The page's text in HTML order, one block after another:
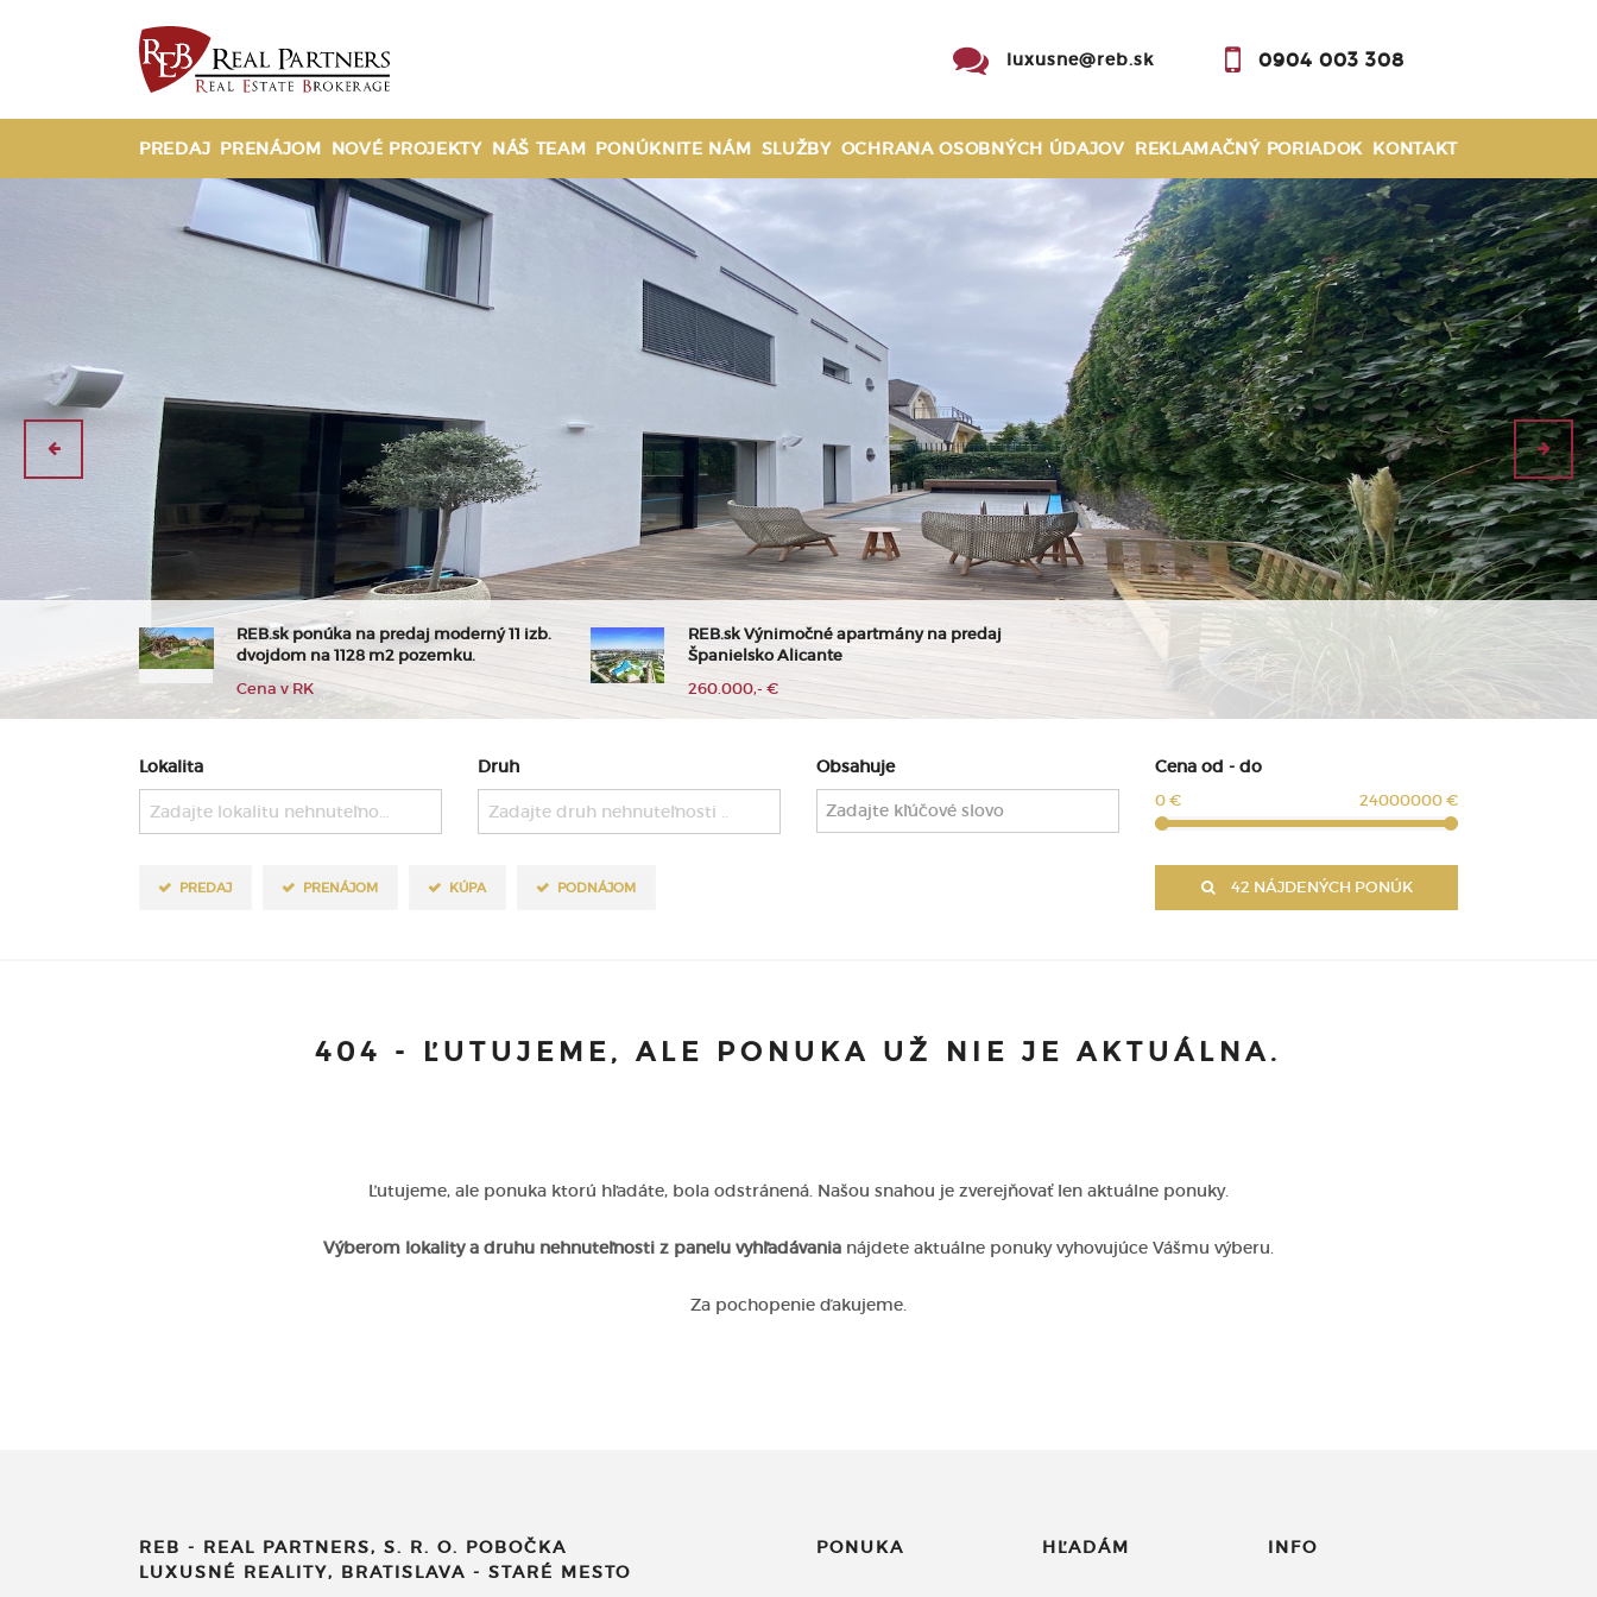
0904 003 308
luxusne@reb.sk
PREDAJ PRENÁJOM NOVÉ PROJEKTY NÁŠ TEAM PONÚKNITE NÁM SLUŽBY OCHRANA OSOBNÝCH ÚDAJOV REKLAMAČNÝ PORIADOK KONTAKT
REB.sk ponúka na predaj moderný 11 izb.
dvojdom na 1128 m2 pozemku.
Cena v RK
REB.sk Výnimočné apartmány na predaj
Španielsko Alicante
260.000,- €
Lokalita
Zadajte lokalitu nehnuteľnosti ..
Druh
Zadajte druh nehnuteľnosti ..
Obsahuje Cena od - do
0 € 24000000 €
PREDAJ PRENÁJOM KÚPA PODNÁJOM 42 NÁJDENÝCH PONÚK
404 - ĽUTUJEME, ALE PONUKA UŽ NIE JE AKTUÁLNA.
Ľutujeme, ale ponuka ktorú hľadáte, bola odstránená. Našou snahou je zverejňovať len aktuálne ponuky.
Výberom lokality a druhu nehnuteľnosti z panelu vyhľadávania nájdete aktuálne ponuky vyhovujúce Vášmu výberu.
Za pochopenie ďakujeme.
REB - REAL PARTNERS, S. R. O. POBOČKA
LUXUSNÉ REALITY, BRATISLAVA - STARÉ MESTO
PONUKA HĽADÁM INFO